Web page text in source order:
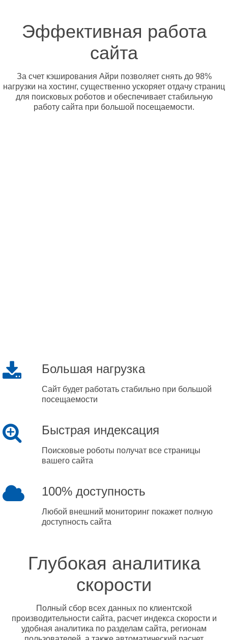
Эффективная работа
сайта
За счет кэширования Айри позволяет снять до 98%
нагрузки на хостинг, существенно ускоряет отдачу страниц
для поисковых роботов и обеспечивает стабильную
работу сайта при большой посещаемости.
Большая нагрузка
Сайт будет работать стабильно при большой
посещаемости
Быстрая индексация
Поисковые роботы получат все страницы
вашего сайта
100% доступность
Любой внешний мониторинг покажет полную
доступность сайта
Глубокая аналитика
скорости
Полный сбор всех данных по клиентской
производительности сайта, расчет индекса скорости и
удобная аналитика по разделам сайта, регионам